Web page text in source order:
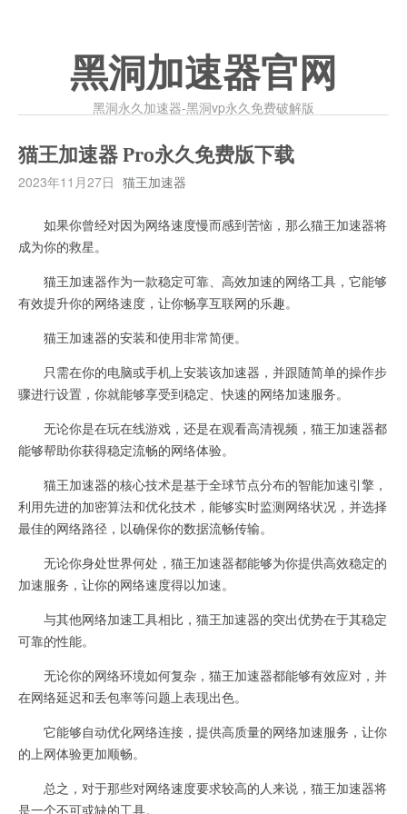
黑洞加速器官网
黑洞永久加速器-黑洞vp永久免费破解版
猫王加速器 Pro永久免费版下载
2023年11月27日 猫王加速器
如果你曾经对因为网络速度慢而感到苦恼，那么猫王加速器将
成为你的救星。
猫王加速器作为一款稳定可靠、高效加速的网络工具，它能够
有效提升你的网络速度，让你畅享互联网的乐趣。
猫王加速器的安装和使用非常简便。
只需在你的电脑或手机上安装该加速器，并跟随简单的操作步
骤进行设置，你就能够享受到稳定、快速的网络加速服务。
无论你是在玩在线游戏，还是在观看高清视频，猫王加速器都
能够帮助你获得稳定流畅的网络体验。
猫王加速器的核心技术是基于全球节点分布的智能加速引擎，
利用先进的加密算法和优化技术，能够实时监测网络状况，并选择
最佳的网络路径，以确保你的数据流畅传输。
无论你身处世界何处，猫王加速器都能够为你提供高效稳定的
加速服务，让你的网络速度得以加速。
与其他网络加速工具相比，猫王加速器的突出优势在于其稳定
可靠的性能。
无论你的网络环境如何复杂，猫王加速器都能够有效应对，并
在网络延迟和丢包率等问题上表现出色。
它能够自动优化网络连接，提供高质量的网络加速服务，让你
的上网体验更加顺畅。
总之，对于那些对网络速度要求较高的人来说，猫王加速器将
是一个不可或缺的工具。